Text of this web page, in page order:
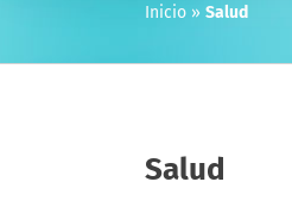
Inicio » Salud
Salud